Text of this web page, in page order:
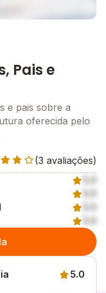
Pais e
e pais sobre a
oferecida pelo
(3 avaliações)
5.0